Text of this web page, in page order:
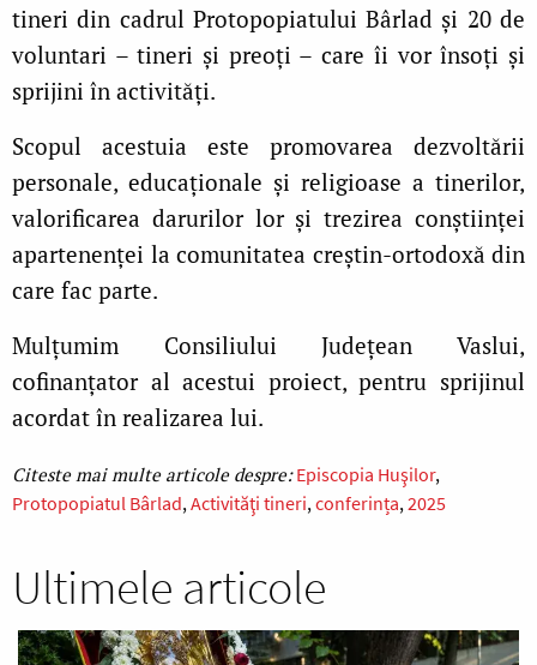
tineri din cadrul Protopopiatului Bârlad și 20 de
voluntari – tineri și preoți – care îi vor însoți și
sprijini în activități.
Scopul acestuia este promovarea dezvoltării
personale, educaționale și religioase a tinerilor,
valorificarea darurilor lor și trezirea conștiinței
apartenenței la comunitatea creștin-ortodoxă din
care fac parte.
Mulțumim Consiliului Județean Vaslui,
cofinanțator al acestui proiect, pentru sprijinul
acordat în realizarea lui.
Episcopia Huşilor
Protopopiatul Bârlad Activităţi tineri conferința 2025
Ultimele articole